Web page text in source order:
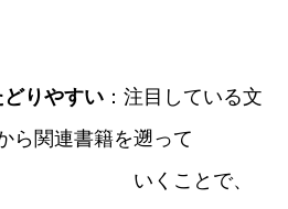
りやすい ：注目している文
ら関連書籍を遡って
とで、